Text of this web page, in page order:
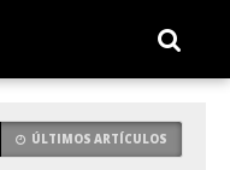
ÚLTIMOS ARTÍCULOS